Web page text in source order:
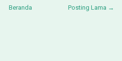
Posting Lama →
Beranda